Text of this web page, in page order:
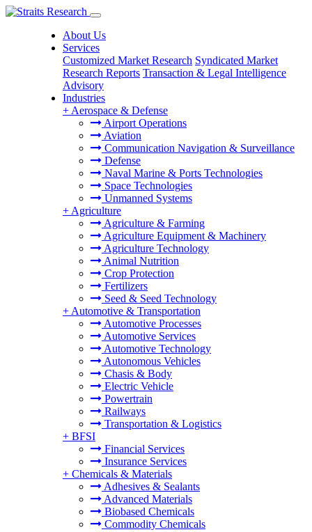
About Us
Services
Customized Market Research Syndicated Market
Research Reports Transaction & Legal Intelligence
Advisory
Industries
+ Aerospace & Defense
Airport Operations
Aviation
Communication Navigation & Surveillance
Defense
Naval Marine & Ports Technologies
Space Technologies
Unmanned Systems
+ Agriculture
Agriculture & Farming
Agriculture Equipment & Machinery
Agriculture Technology
Animal Nutrition
Crop Protection
Fertilizers
Seed & Seed Technology
+ Automotive & Transportation
Automotive Processes
Automotive Services
Automotive Technology
Autonomous Vehicles
Chasis & Body
Electric Vehicle
Powertrain
Railways
Transportation & Logistics
+ BFSI
Financial Services
Insurance Services
+ Chemicals & Materials
Adhesives & Sealants
Advanced Materials
Biobased Chemicals
Commodity Chemicals